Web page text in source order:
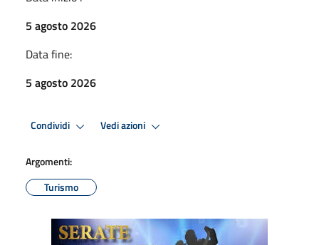
5 agosto 2026
Data fine:
5 agosto 2026
Condividi Vedi azioni
Argomenti:
Turismo